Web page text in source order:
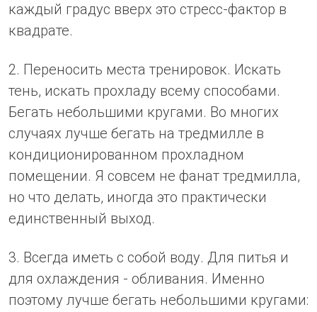
каждый градус вверх это стресс-фактор в
квадрате.
2. Переносить места тренировок. Искать
тень, искать прохладу всему способами.
Бегать небольшими кругами. Во многих
случаях лучше бегать на тредмилле в
кондиционированном прохладном
помещении. Я совсем не фанат тредмилла,
но что делать, иногда это практически
единственный выход.
3. Всегда иметь с собой воду. Для питья и
для охлаждения - обливания. Именно
поэтому лучше бегать небольшими кругами: